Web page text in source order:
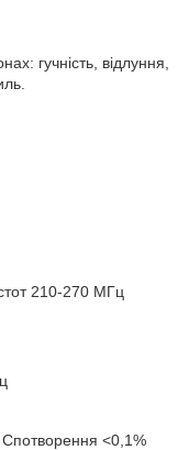
гучність, відлуння,
210-270 МГц
<0,1%